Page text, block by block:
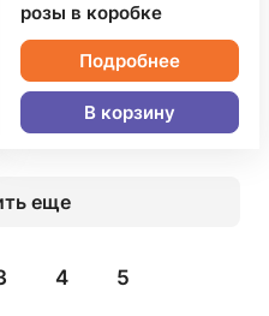
розы в коробке
Подробнее
В корзину
еще
4 5